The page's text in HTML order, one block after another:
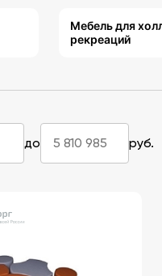
Мебель для
рекреаций
до руб.